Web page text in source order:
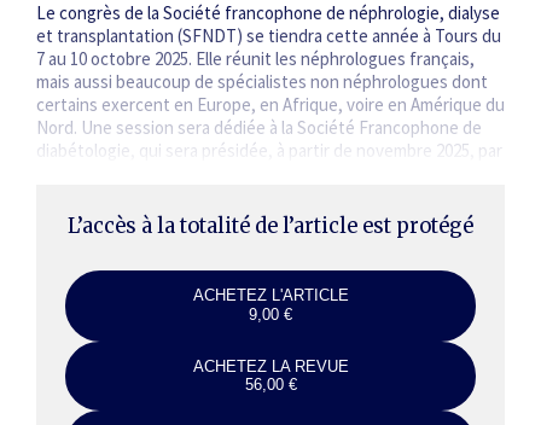
Le congrès de la Société francophone de néphrologie, dialyse
et transplantation (SFNDT) se tiendra cette année à Tours du
7 au 10 octobre 2025. Elle réunit les néphrologues français,
mais aussi beaucoup de spécialistes non néphrologues dont
certains exercent en Europe, en Afrique, voire en Amérique du
Nord. Une session sera dédiée à la Société Francophone de
diabétologie, qui sera présidée, à partir de novembre 2025, par
L’accès à la totalité de l’article est protégé
ACHETEZ L'ARTICLE
9,00 €
ACHETEZ LA REVUE
56,00 €